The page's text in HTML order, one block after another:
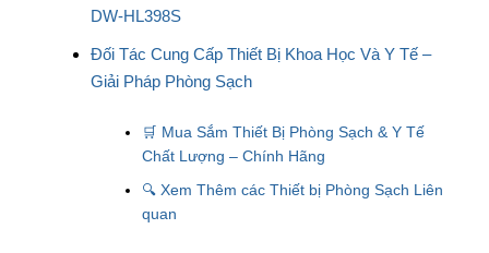
DW-HL398S
Đối Tác Cung Cấp Thiết Bị Khoa Học Và Y Tế –
Giải Pháp Phòng Sạch
🛒 Mua Sắm Thiết Bị Phòng Sạch & Y Tế
Chất Lượng – Chính Hãng
🔍 Xem Thêm các Thiết bị Phòng Sạch Liên
quan